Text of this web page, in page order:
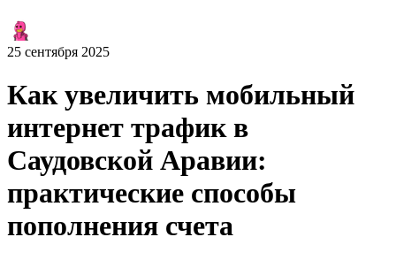
25 сентября 2025
Как увеличить мобильный
интернет трафик в
Саудовской Аравии:
практические способы
пополнения счета